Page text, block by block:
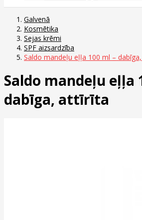
Galvenā
Kosmētika
Sejas krēmi
SPF aizsardzība
Saldo mandeļu eļļa 100 ml –
Saldo mandeļu eļļa
dabīga, attīrīta